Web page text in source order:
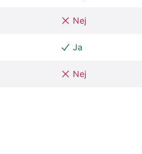
Nej
Ja
Nej